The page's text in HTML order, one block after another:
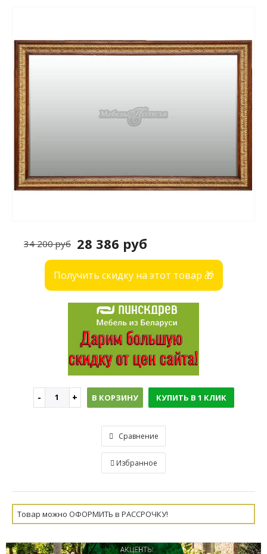
28 386 руб
34 200 руб
Получить скидку на этот товар 🎁
В КОРЗИНУ КУПИТЬ В 1 КЛИК
Сравнение
Избранное
Товар можно ОФОРМИТЬ в РАССРОЧКУ!